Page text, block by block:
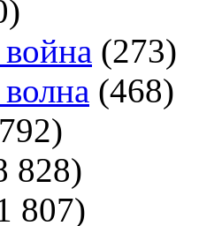
(273)
(468)
828)
807)